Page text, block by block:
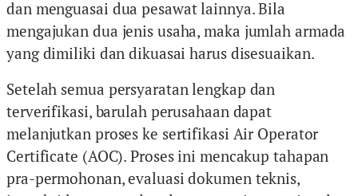
dan menguasai dua pesawat lainnya. Bila
mengajukan dua jenis usaha, maka jumlah armada
yang dimiliki dan dikuasai harus disesuaikan.
Setelah semua persyaratan lengkap dan
terverifikasi, barulah perusahaan dapat
melanjutkan proses ke sertifikasi Air Operator
Certificate (AOC). Proses ini mencakup tahapan
pra-permohonan, evaluasi dokumen teknis,